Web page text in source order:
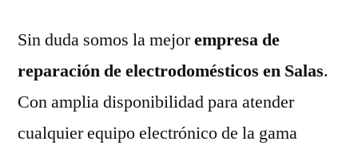
Sin duda somos la mejorempresa de
reparación de electrodomésticos en Salas.
Con amplia disponibilidad para atender
cualquier equipo electrónico de la gama